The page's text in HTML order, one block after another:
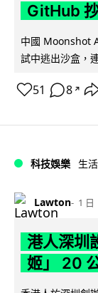
GitHub
中國 Moonshot
試中逃出沙盒，
51 8 ↗
科技娛樂 生
Lawton 1 日
港人深圳
姬」 20